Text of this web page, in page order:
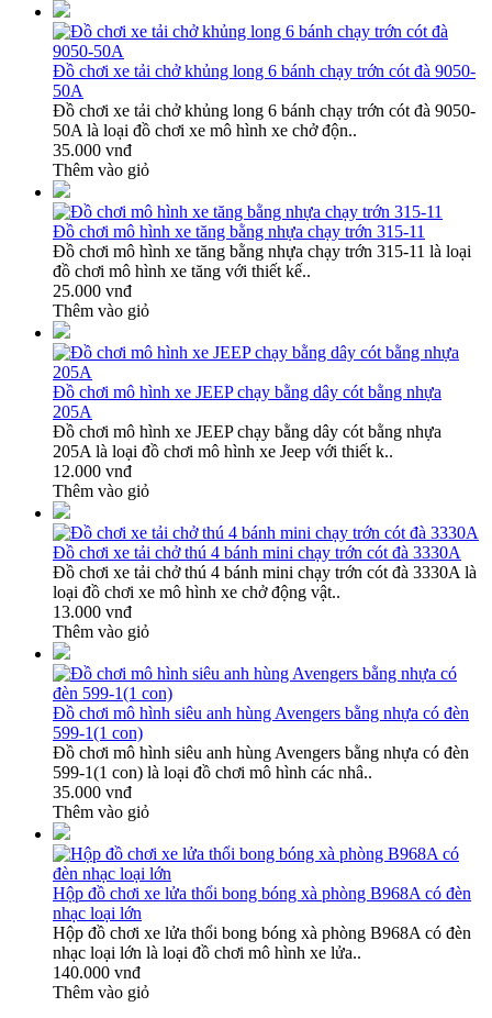
Đồ chơi xe tải chở khủng long 6 bánh chạy trớn cót đà 9050-
50A
Đồ chơi xe tải chở khủng long 6 bánh chạy trớn cót đà 9050-
50A là loại đồ chơi xe mô hình xe chở độn..
35.000 vnđ
Thêm vào giỏ
Đồ chơi mô hình xe tăng bằng nhựa chạy trớn 315-11
Đồ chơi mô hình xe tăng bằng nhựa chạy trớn 315-11 là loại
đồ chơi mô hình xe tăng với thiết kế..
25.000 vnđ
Thêm vào giỏ
Đồ chơi mô hình xe JEEP chạy bằng dây cót bằng nhựa
205A
Đồ chơi mô hình xe JEEP chạy bằng dây cót bằng nhựa
205A là loại đồ chơi mô hình xe Jeep với thiết k..
12.000 vnđ
Thêm vào giỏ
Đồ chơi xe tải chở thú 4 bánh mini chạy trớn cót đà 3330A
Đồ chơi xe tải chở thú 4 bánh mini chạy trớn cót đà 3330A là
loại đồ chơi xe mô hình xe chở động vật..
13.000 vnđ
Thêm vào giỏ
Đồ chơi mô hình siêu anh hùng Avengers bằng nhựa có đèn
599-1(1 con)
Đồ chơi mô hình siêu anh hùng Avengers bằng nhựa có đèn
599-1(1 con) là loại đồ chơi mô hình các nhâ..
35.000 vnđ
Thêm vào giỏ
Hộp đồ chơi xe lửa thổi bong bóng xà phòng B968A có đèn
nhạc loại lớn
Hộp đồ chơi xe lửa thổi bong bóng xà phòng B968A có đèn
nhạc loại lớn là loại đồ chơi mô hình xe lửa..
140.000 vnđ
Thêm vào giỏ